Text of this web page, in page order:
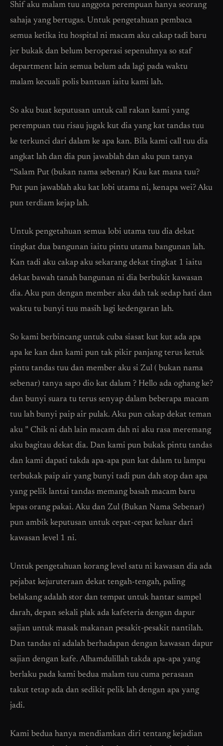
Shif aku malam tuu anggota perempuan hanya seorang
sahaja yang bertugas. Untuk pengetahuan pembaca
semua ketika itu hospital ni macam aku cakap tadi baru
jer bukak dan belum beroperasi sepenuhnya so staf
department lain semua belum ada lagi pada waktu
malam kecuali polis bantuan iaitu kami lah.
So aku buat keputusan untuk call rakan kami yang
perempuan tuu risau jugak kut dia yang kat tandas tuu
ke terkunci dari dalam ke apa kan. Bila kami call tuu dia
angkat lah dan dia pun jawablah dan aku pun tanya
“Salam Put (bukan nama sebenar) Kau kat mana tuu?
Put pun jawablah aku kat lobi utama ni, kenapa wei? Aku
pun terdiam kejap lah.
Untuk pengetahuan semua lobi utama tuu dia dekat
tingkat dua bangunan iaitu pintu utama bangunan lah.
Kan tadi aku cakap aku sekarang dekat tingkat 1 iaitu
dekat bawah tanah bangunan ni dia berbukit kawasan
dia. Aku pun dengan member aku dah tak sedap hati dan
waktu tu bunyi tuu masih lagi kedengaran lah.
So kami berbincang untuk cuba siasat kut kut ada apa
apa ke kan dan kami pun tak pikir panjang terus ketuk
pintu tandas tuu dan member aku si Zul ( bukan nama
sebenar) tanya sapo dio kat dalam ? Hello ada oghang ke?
dan bunyi suara tu terus senyap dalam beberapa macam
tuu lah bunyi paip air pulak. Aku pun cakap dekat teman
aku ” Chik ni dah lain macam dah ni aku rasa meremang
aku bagitau dekat dia. Dan kami pun bukak pintu tandas
dan kami dapati takda apa-apa pun kat dalam tu lampu
terbukak paip air yang bunyi tadi pun dah stop dan apa
yang pelik lantai tandas memang basah macam baru
lepas orang pakai. Aku dan Zul (Bukan Nama Sebenar)
pun ambik keputusan untuk cepat-cepat keluar dari
kawasan level 1 ni.
Untuk pengetahuan korang level satu ni kawasan dia ada
pejabat kejuruteraan dekat tengah-tengah, paling
belakang adalah stor dan tempat untuk hantar sampel
darah, depan sekali plak ada kafeteria dengan dapur
sajian untuk masak makanan pesakit-pesakit nantilah.
Dan tandas ni adalah berhadapan dengan kawasan dapur
sajian dengan kafe. Alhamdulillah takda apa-apa yang
berlaku pada kami bedua malam tuu cuma perasaan
takut tetap ada dan sedikit pelik lah dengan apa yang
jadi.
Kami bedua hanya mendiamkan diri tentang kejadian